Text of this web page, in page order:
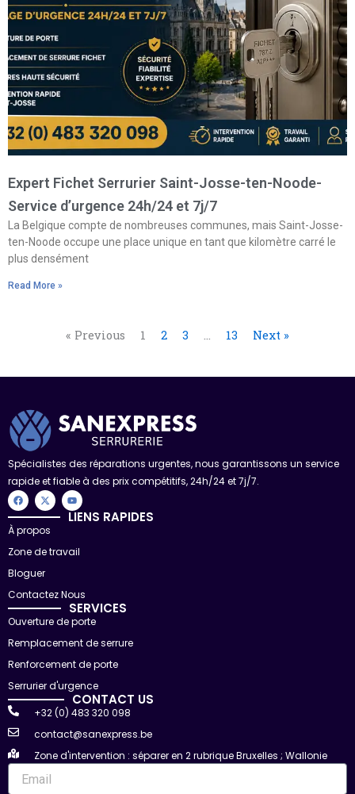
Expert Fichet Serrurier Saint-Josse-ten-Noode-
Service d’urgence 24h/24 et 7j/7
La Belgique compte de nombreuses communes, mais Saint-Josse-
ten-Noode occupe une place unique en tant que kilomètre carré le
plus densément
Read More »
« Previous 1 2 3 … 13 Next »
Spécialistes des réparations urgentes, nous garantissons un service
rapide et fiable à des prix compétitifs, 24h/24 et 7j/7.
F
a
c
b
o
X
-
t
i
t
r
Y
o
u
t
e
LIENS RAPIDES
À propos
Zone de travail
Bloguer
Contactez Nous
SERVICES
Ouverture de porte
Remplacement de serrure
Renforcement de porte
Serrurier d'urgence
CONTACT US
+32 (0) 483 320 098
contact@sanexpress.be
Zone d'intervention : séparer en 2 rubrique Bruxelles ; Wallonie